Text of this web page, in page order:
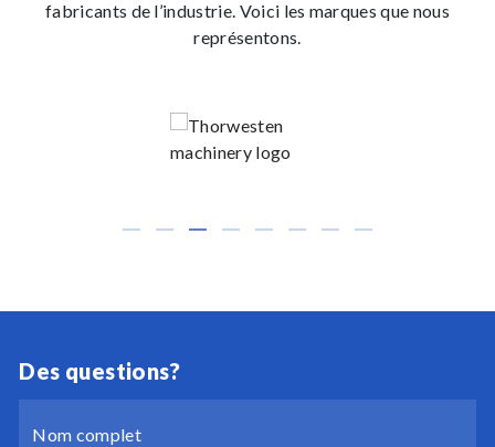
fabricants de l’industrie. Voici les marques que nous
représentons.
Des questions?